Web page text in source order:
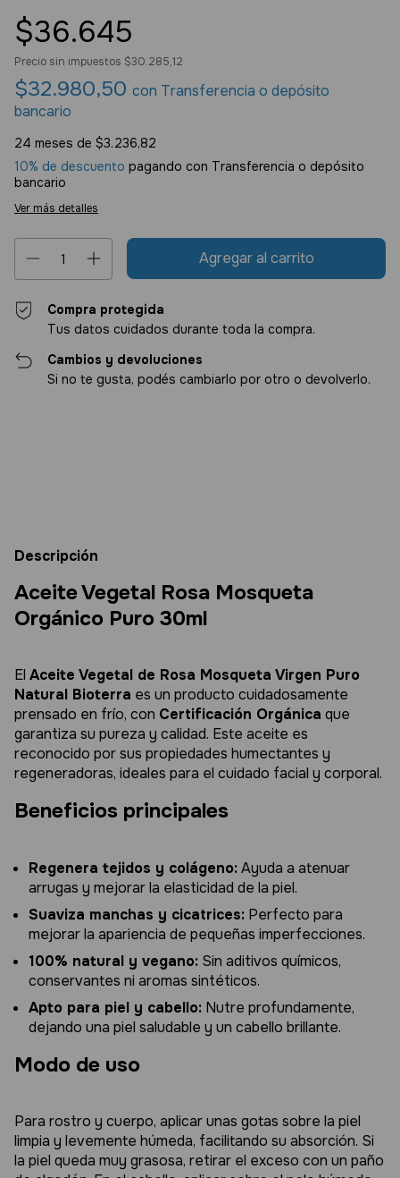
$36.645
Precio sin impuestos $30.285,12
$32.980,50 con Transferencia o depósito
bancario
24 meses de $3.236,82
10% de descuento pagando con Transferencia o depósito
bancario
Ver más detalles
Compra protegida
Tus datos cuidados durante toda la compra.
Cambios y devoluciones
Si no te gusta, podés cambiarlo por otro o devolverlo.
Descripción
Aceite Vegetal Rosa Mosqueta
Orgánico Puro 30ml
El Aceite Vegetal de Rosa Mosqueta Virgen Puro
Natural Bioterra es un producto cuidadosamente
prensado en frío, con Certificación Orgánica que
garantiza su pureza y calidad. Este aceite es
reconocido por sus propiedades humectantes y
regeneradoras, ideales para el cuidado facial y corporal.
Beneficios principales
Regenera tejidos y colágeno:Ayuda a atenuar
arrugas y mejorar la elasticidad de la piel.
Suaviza manchas y cicatrices: Perfecto para
mejorar la apariencia de pequeñas imperfecciones.
100% natural y vegano: Sin aditivos químicos,
conservantes ni aromas sintéticos.
Apto para piel y cabello: Nutre profundamente,
dejando una piel saludable y un cabello brillante.
Modo de uso
Para rostro y cuerpo, aplicar unas gotas sobre la piel
limpia y levemente húmeda, facilitando su absorción. Si
la piel queda muy grasosa, retirar el exceso con un paño